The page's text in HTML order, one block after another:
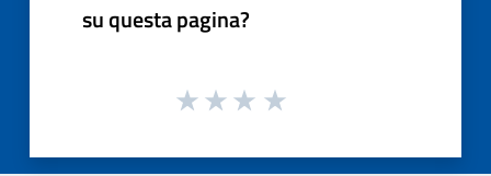
su questa pagina?